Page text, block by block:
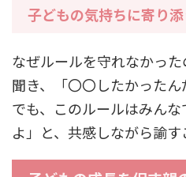
子どもの気持ちに寄り
なぜルールを守れなかっ
聞き、「〇〇したかったん
でも、このルールはみん
よ」と、共感しながら諭す